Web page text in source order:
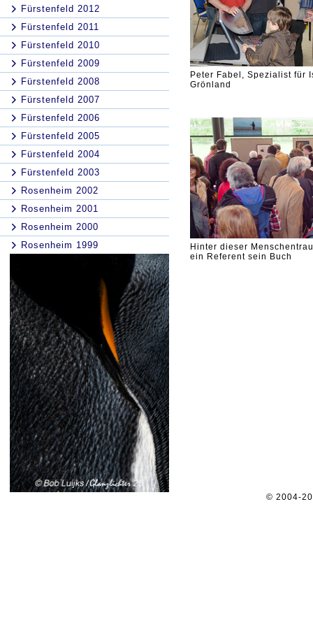
Fürstenfeld 2012
Fürstenfeld 2011
Fürstenfeld 2010
Fürstenfeld 2009
Fürstenfeld 2008
Fürstenfeld 2007
Fürstenfeld 2006
Fürstenfeld 2005
Fürstenfeld 2004
Fürstenfeld 2003
Rosenheim 2002
Rosenheim 2001
Rosenheim 2000
Rosenheim 1999
Peter Fabel, Spezialist für
Grönland
Hinter dieser
ein Referent sein Buch
© 2004-